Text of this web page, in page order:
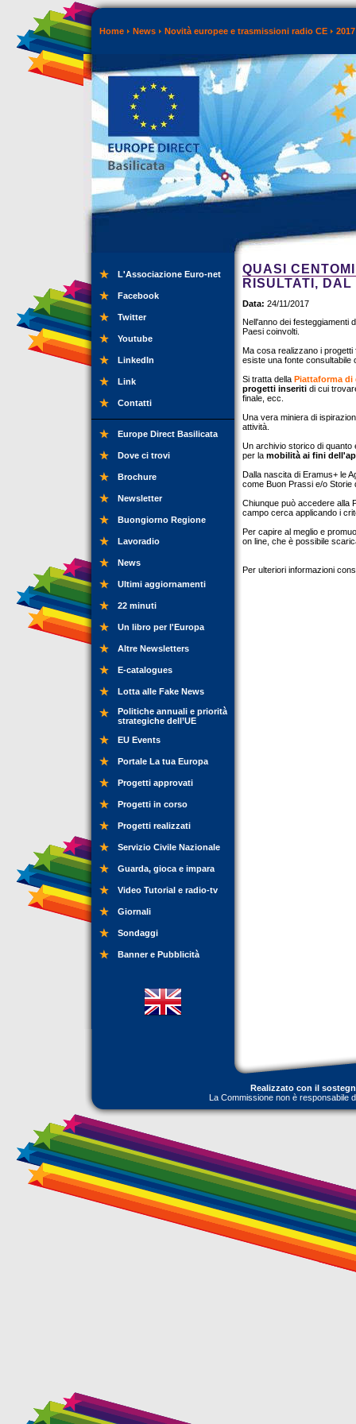
Home News Novità europee e trasmissioni radio CE 2017
L'Associazione Euro-net
Facebook
Twitter
Youtube
LinkedIn
Link
Contatti
Europe Direct Basilicata
Dove ci trovi
Brochure
Newsletter
Buongiorno Regione
Lavoradio
News
Ultimi aggiornamenti
22 minuti
Un libro per l'Europa
Altre Newsletters
E-catalogues
Lotta alle Fake News
Politiche annuali e priorità
strategiche dell’UE
EU Events
Portale La tua Europa
Progetti approvati
Progetti in corso
Progetti realizzati
Servizio Civile Nazionale
Guarda, gioca e impara
Video Tutorial e radio-tv
Giornali
Sondaggi
Banner e Pubblicità
QUASI
RISULTATI, DAL
Data: 24/11/2017
Nell'anno dei festeggiamenti
Paesi coinvolti.
Ma cosa realizzano i progetti
esiste una fonte consultabile
Si tratta della Piattaforma di
progetti inseriti di cui
finale, ecc.
Una vera miniera di
attività.
Un archivio storico di quanto
per la mobilità ai fini
Dalla nascita di Eramus+ le
come Buon Prassi e/o Storie
Chiunque può accedere alla
campo cerca applicando i
Per capire al meglio e
on line, che è possibile
Per ulteriori informazioni
Realizzato con il
La Commissione non è responsabile